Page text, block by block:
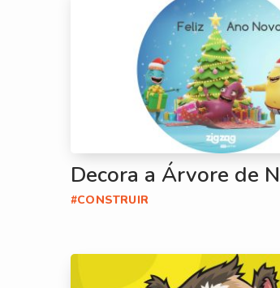
Decora a Árvore de
#CONSTRUIR